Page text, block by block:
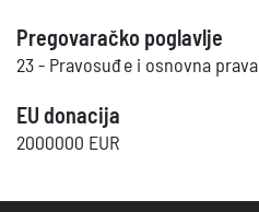
Pregovaračko poglavlje
23 - Pravosuđe i osnovna prava
EU donacija
2000000 EUR